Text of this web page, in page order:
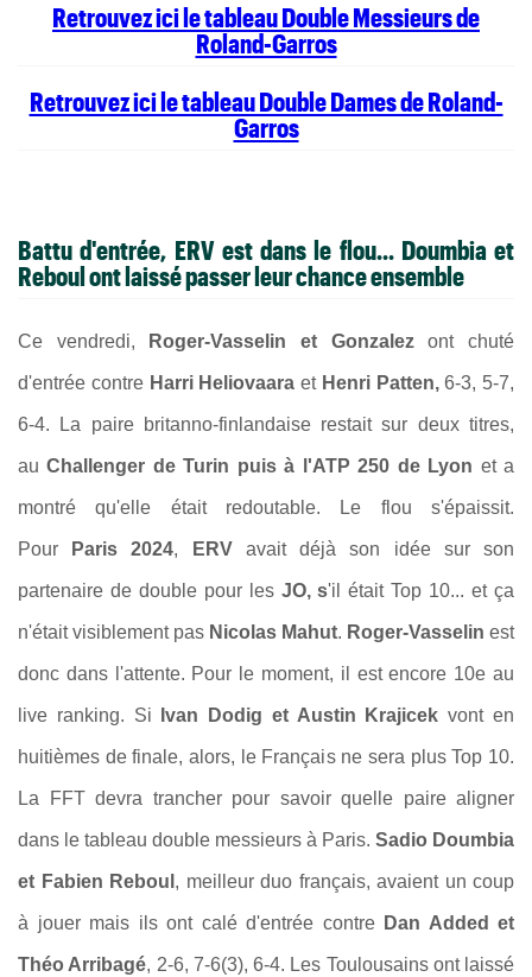
Retrouvez ici le tableau Double Messieurs de
Roland-Garros
Retrouvez ici le tableau Double Dames de Roland-
Garros
Battu d'entrée, ERV est dans le flou... Doumbia et
Reboul ont laissé passer leur chance ensemble
Ce vendredi, Roger-Vasselin et Gonzalezont chuté
d'entrée contre Harri Heliovaara et Henri Patten,6-3, 5-7,
6-4. La paire britanno-finlandaise restait sur deux titres,
auChallenger de Turin puis à l'ATP 250 de Lyon et a
montré qu'elle était redoutable. Le flou s'épaissit.
Pour Paris 2024, ERVavait déjà son idée sur son
partenaire de double pour les JO, s'il était Top 10... et ça
n'était visiblement pas Nicolas Mahut. Roger-Vasselin est
donc dans l'attente. Pour le moment, il est encore 10e au
live ranking. Si Ivan Dodig et Austin Krajicekvont en
huitièmes de finale, alors, le Français ne sera plus Top 10.
La FFT devra trancher pour savoir quelle paire aligner
dans le tableau double messieurs à Paris. Sadio Doumbia
et Fabien Reboul , meilleur duo français, avaient un coup
à jouer mais ils ont calé d'entrée contre Dan Added et
Théo Arribagé, 2-6, 7-6(3), 6-4. Les Toulousains ont laissé